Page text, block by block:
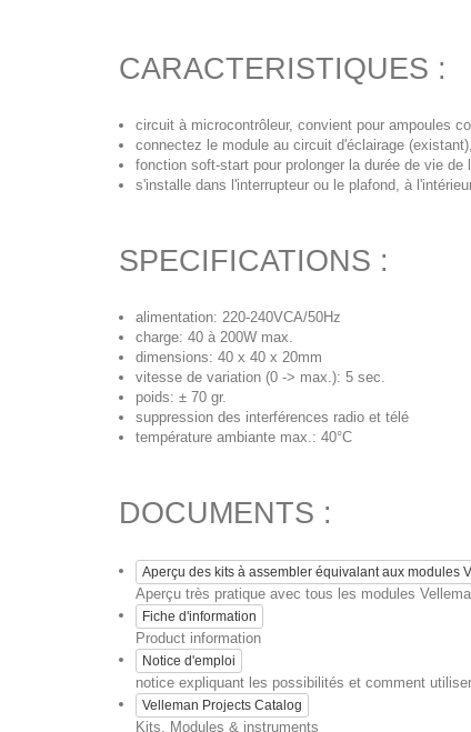
CARACTERISTIQUES :
circuit à microcontrôleur, convient pour ampoules
connectez le module au circuit d'éclairage
fonction soft-start pour prolonger la durée de vie de
s'installe dans l'interrupteur ou le plafond, à
SPECIFICATIONS :
alimentation: 220-240VCA/50Hz
charge: 40 à 200W max.
dimensions: 40 x 40 x 20mm
vitesse de variation (0 -> max.): 5 sec.
poids: ± 70 gr.
suppression des interférences radio et télé
température ambiante max.: 40°C
DOCUMENTS :
Aperçu des kits à assembler équivalant aux modules
Aperçu très pratique avec tous les modules
Fiche d'information
Product information
Notice d'emploi
notice expliquant les possibilités et comment
Velleman Projects Catalog
Kits, Modules & instruments